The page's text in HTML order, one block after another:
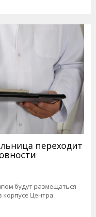
переходит
будут размещаться
корпусе Центра